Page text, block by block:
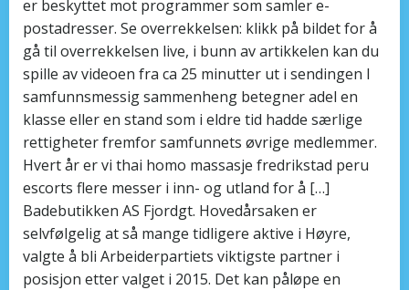
er beskyttet mot programmer som samler e-
postadresser. Se overrekkelsen: klikk på bildet for å
gå til overrekkelsen live, i bunn av artikkelen kan du
spille av videoen fra ca 25 minutter ut i sendingen I
samfunnsmessig sammenheng betegner adel en
klasse eller en stand som i eldre tid hadde særlige
rettigheter fremfor samfunnets øvrige medlemmer.
Hvert år er vi thai homo massasje fredrikstad peru
escorts flere messer i inn- og utland for å […]
Badebutikken AS Fjordgt. Hovedårsaken er
selvfølgelig at så mange tidligere aktive i Høyre,
valgte å bli Arbeiderpartiets viktigste partner i
posisjon etter valget i 2015. Det kan påløpe en